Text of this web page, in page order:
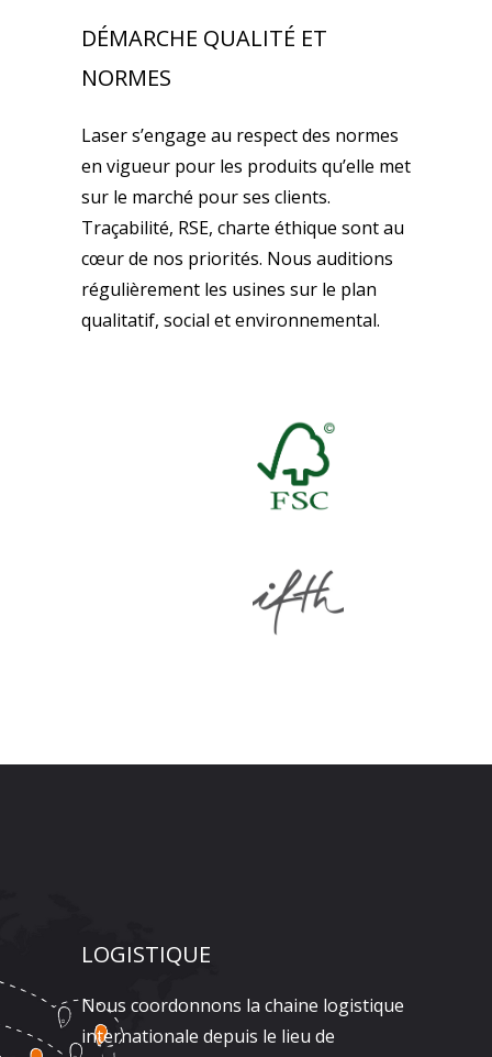
DÉMARCHE QUALITÉ ET
NORMES
Laser s’engage au respect des normes
en vigueur pour les produits qu’elle met
sur le marché pour ses clients.
Traçabilité, RSE, charte éthique sont au
cœur de nos priorités. Nous auditions
régulièrement les usines sur le plan
qualitatif, social et environnemental.
LOGISTIQUE
Nous coordonnons la chaine logistique
internationale depuis le lieu de